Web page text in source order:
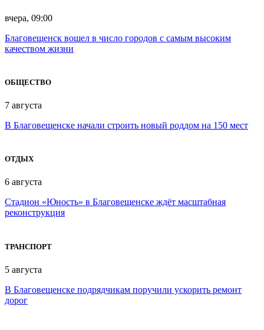
вчера, 09:00
Благовещенск вошел в число городов с самым высоким
качеством жизни
ОБЩЕСТВО
7 августа
В Благовещенске начали строить новый роддом на 150 мест
ОТДЫХ
6 августа
Стадион «Юность» в Благовещенске ждёт масштабная
реконструкция
ТРАНСПОРТ
5 августа
В Благовещенске подрядчикам поручили ускорить ремонт
дорог